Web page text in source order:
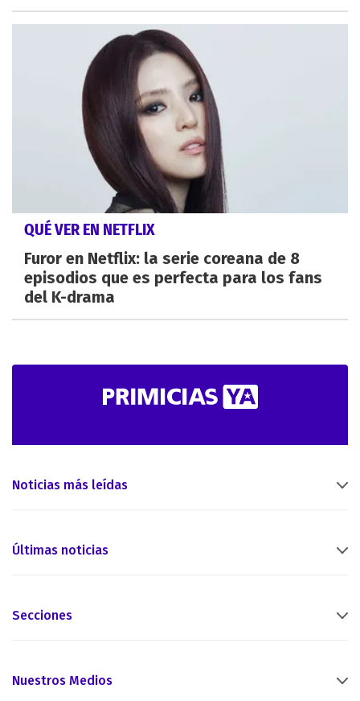
QUÉ VER EN NETFLIX
Furor en Netflix: la serie coreana de 8
episodios que es perfecta para los fans
del K-drama
Noticias más leídas
Últimas noticias
Secciones
Nuestros Medios